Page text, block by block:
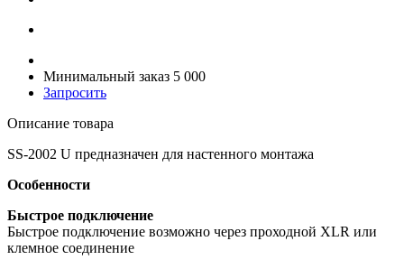
Минимальный заказ 5 000
Запросить
Описание товара
SS-2002 U предназначен для настенного монтажа
Особенности
Быстрое подключение
Быстрое подключение возможно через проходной XLR или
клемное соединение